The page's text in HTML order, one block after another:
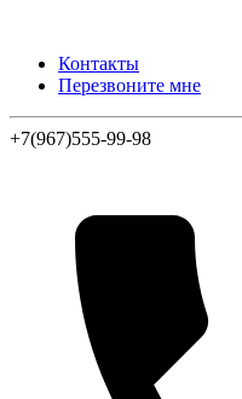
Контакты
Перезвоните мне
+7(967)555-99-98